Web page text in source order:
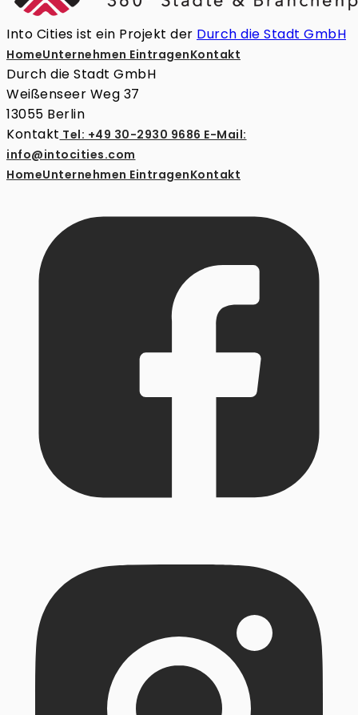
Into Cities ist ein Projekt der Durch die Stadt GmbH
HomeUnternehmen EintragenKontakt
Durch die Stadt GmbH
Weißenseer Weg 37
13055 Berlin
Kontakt Tel: +49 30-2930 9686 E-Mail:
info@intocities.com
HomeUnternehmen EintragenKontakt